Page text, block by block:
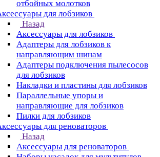
отбойных молотков
для лобзиков
Назад
Аксессуары для лобзиков
Адаптеры для лобзиков к
направляющим шинам
Адаптеры подключения пылесосов
для лобзиков
Накладки и пластины для лобзиков
Параллельные упоры и
направляющие для лобзиков
Пилки для лобзиков
для реноваторов
Назад
Аксессуары для реноваторов